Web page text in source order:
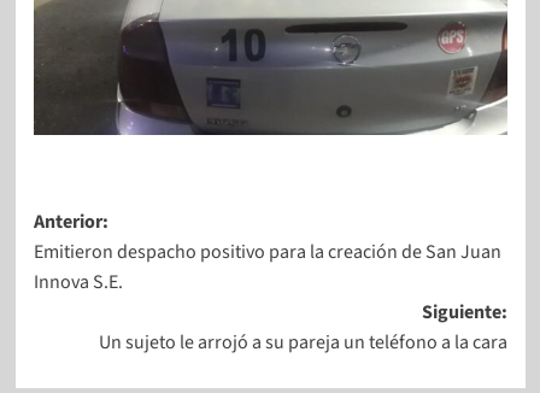
Anterior:
Emitieron despacho positivo para la creación de San Juan
Innova S.E.
Siguiente:
Un sujeto le arrojó a su pareja un teléfono a la cara